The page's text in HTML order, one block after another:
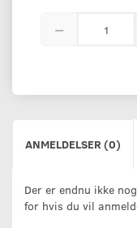
ANMELDELSER (0)
Der er endnu ikke
for hvis du vil